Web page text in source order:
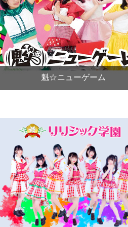
魁☆ニューゲーム